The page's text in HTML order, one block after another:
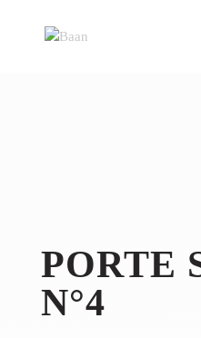
PORTE
N°4